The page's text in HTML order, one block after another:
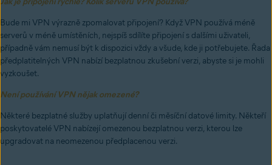
Bude mi VPN výrazně zpomalovat připojení? Když VPN používá méně
serverů v méně umístěních, nejspíš sdílíte připojení s dalšími uživateli,
případně vám nemusí být k dispozici vždy a všude, kde ji potřebujete. Řada
předplatitelných VPN nabízí bezplatnou zkušební verzi, abyste si je mohli
vyzkoušet.
Není používání VPN nějak omezené?
Některé bezplatné služby uplatňují denní či měsíční datové limity. Někteří
poskytovatelé VPN nabízejí omezenou bezplatnou verzi, kterou lze
upgradovat na neomezenou předplacenou verzi.